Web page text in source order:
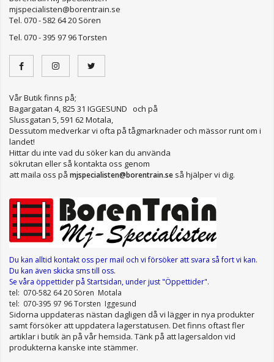
mjspecialisten@borentrain.se
Tel. 070 - 582 64 20 Sören
Tel. 070 - 395 97 96 Torsten
Vår Butik finns på;
Bagargatan 4, 825 31 IGGESUND och på
Slussgatan 5, 591 62 Motala,
Dessutom medverkar vi ofta på tågmarknader och mässor runt om i
landet!
Hittar du inte vad du söker kan du använda
sökrutan eller så kontakta oss genom
att maila oss på mjspecialisten@borentrain.se så hjälper vi dig.
Du kan alltid kontakt oss per mail och vi försöker att svara så fort vi kan.
Du kan även skicka sms till oss.
Se våra öppettiderpå Startsidan, under just "Öppettider".
tel: 070-582 64 20 Sören Motala
tel: 070-395 97 96 Torsten Iggesund
Sidorna uppdateras nästan dagligen då vi lägger in nya produkter
samt försöker att uppdatera lagerstatusen. Det finns oftast fler
artiklar i butik än på vår hemsida. Tänk på att lagersaldon vid
produkterna kanske inte stämmer.